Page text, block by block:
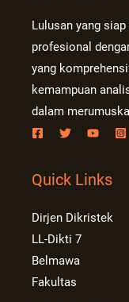
Lulusan yang
profesional
yang
kemampuan
dalam
Quick Links
Dirjen Dikristek
LL-Dikti 7
Belmawa
Fakultas